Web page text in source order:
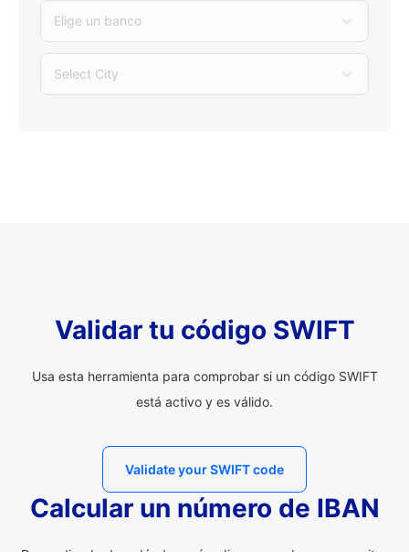
Elige un banco
Select City
Validar tu código SWIFT
Usa esta herramienta para comprobar si un código SWIFT
está activo y es válido.
Validate your SWIFT code
Calcular un número de IBAN